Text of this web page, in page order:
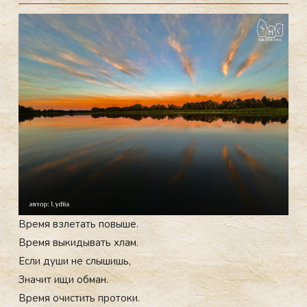
Вре­мя взле­тать по­выше.
Вре­мя вы­киды­вать хлам.
Ес­ли ду­ши не слы­шишь,
Зна­чит ищи об­ман.
Вре­мя очис­тить про­токи.